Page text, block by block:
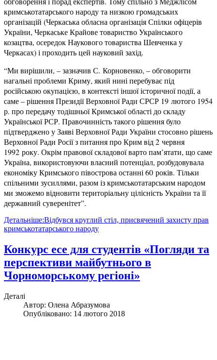
кримськотатарського народу та низкою громадських
організацій (Черкаська обласна організація Спілки офіцерів
України, Черкаське Крайове товариство Українського
козацтва, осередок Наукового товариства Шевченка у
Черкасах) і проходить цей науковий захід.
“Ми вирішили, – зазначив С. Корновенко, – обговорити
нагальні проблеми Криму, який нині перебуває під
російською окупацією, в контексті іншої історичної події, а
саме – рішення Президії Верховної Ради СРСР 19 лютого 1954
р. про передачу тодішньої Кримської області до складу
Української РСР. Правочинність такого рішення було
підтверджено у Заяві Верховної Ради України стосовно рішень
Верховної Ради Росії з питання про Крим від 2 червня
1992 року. Окрім правової складової варто пам’ятати, що саме
Україна, використовуючи власний потенціал, розбудовувала
економіку Кримського півострова останні 60 років. Тільки
спільними зусиллями, разом із кримськотатарським народом
ми зможемо відновити територіальну цілісність України та її
державний суверенітет”.
Детальніше:Відбувся круглий стіл, присвячений захисту прав
кримськотатарського народу
Конкурс есе для студентів «Погляди та
перспективи майбутнього в
Чорноморському регіоні»
Деталі
Автор: Олена Абразумова
Опубліковано: 14 лютого 2018